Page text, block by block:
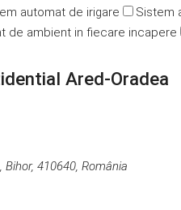
automat de irigare Sistem
de ambient in fiecare incapere
Ared-Oradea
410640, România